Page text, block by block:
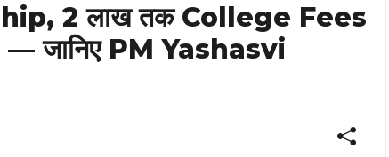
2 लाख तक College Fees
जानिए PM Yashasvi